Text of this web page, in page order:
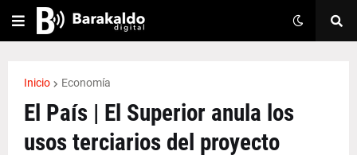
Inicio Economía
El País | El Superior anula los
usos terciarios del proyecto